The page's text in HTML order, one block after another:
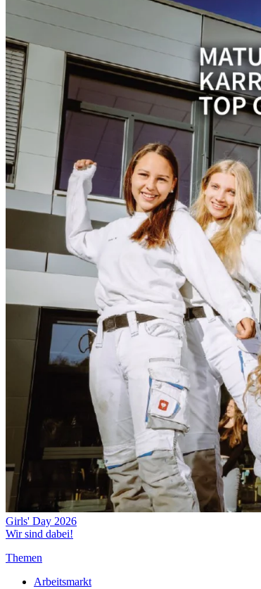
Girls' Day 2026
Wir sind dabei!
Themen
Arbeitsmarkt